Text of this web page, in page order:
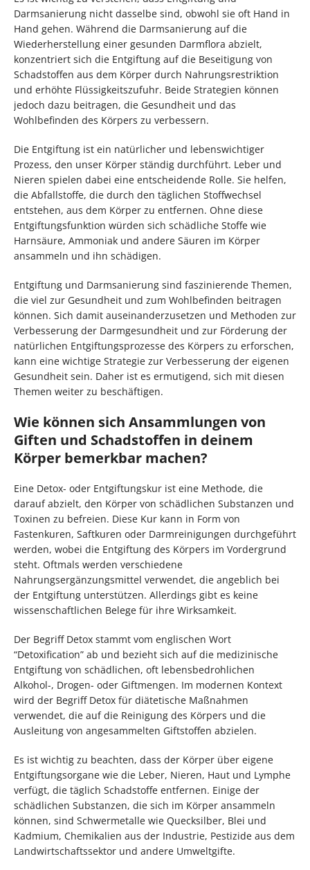
Darmsanierung nicht dasselbe sind, obwohl sie oft Hand in
Hand gehen. Während die Darmsanierung auf die
Wiederherstellung einer gesunden Darmflora abzielt,
konzentriert sich die Entgiftung auf die Beseitigung von
Schadstoffen aus dem Körper durch Nahrungsrestriktion
und erhöhte Flüssigkeitszufuhr. Beide Strategien können
jedoch dazu beitragen, die Gesundheit und das
Wohlbefinden des Körpers zu verbessern.
Die Entgiftung ist ein natürlicher und lebenswichtiger
Prozess, den unser Körper ständig durchführt. Leber und
Nieren spielen dabei eine entscheidende Rolle. Sie helfen,
die Abfallstoffe, die durch den täglichen Stoffwechsel
entstehen, aus dem Körper zu entfernen. Ohne diese
Entgiftungsfunktion würden sich schädliche Stoffe wie
Harnsäure, Ammoniak und andere Säuren im Körper
ansammeln und ihn schädigen.
Entgiftung und Darmsanierung sind faszinierende Themen,
die viel zur Gesundheit und zum Wohlbefinden beitragen
können. Sich damit auseinanderzusetzen und Methoden zur
Verbesserung der Darmgesundheit und zur Förderung der
natürlichen Entgiftungsprozesse des Körpers zu erforschen,
kann eine wichtige Strategie zur Verbesserung der eigenen
Gesundheit sein. Daher ist es ermutigend, sich mit diesen
Themen weiter zu beschäftigen.
Wie können sich Ansammlungen von
Giften und Schadstoffen in deinem
Körper bemerkbar machen?
Eine Detox- oder Entgiftungskur ist eine Methode, die
darauf abzielt, den Körper von schädlichen Substanzen und
Toxinen zu befreien. Diese Kur kann in Form von
Fastenkuren, Saftkuren oder Darmreinigungen durchgeführt
werden, wobei die Entgiftung des Körpers im Vordergrund
steht. Oftmals werden verschiedene
Nahrungsergänzungsmittel verwendet, die angeblich bei
der Entgiftung unterstützen. Allerdings gibt es keine
wissenschaftlichen Belege für ihre Wirksamkeit.
Der Begriff Detox stammt vom englischen Wort
“Detoxification” ab und bezieht sich auf die medizinische
Entgiftung von schädlichen, oft lebensbedrohlichen
Alkohol-, Drogen- oder Giftmengen. Im modernen Kontext
wird der Begriff Detox für diätetische Maßnahmen
verwendet, die auf die Reinigung des Körpers und die
Ausleitung von angesammelten Giftstoffen abzielen.
Es ist wichtig zu beachten, dass der Körper über eigene
Entgiftungsorgane wie die Leber, Nieren, Haut und Lymphe
verfügt, die täglich Schadstoffe entfernen. Einige der
schädlichen Substanzen, die sich im Körper ansammeln
können, sind Schwermetalle wie Quecksilber, Blei und
Kadmium, Chemikalien aus der Industrie, Pestizide aus dem
Landwirtschaftssektor und andere Umweltgifte.